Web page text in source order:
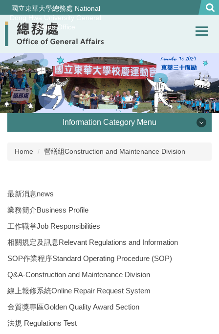
Jump
to
the
main
content
block
國立東華大學總務處 National
Dong Hwa University General
Affairs Office
Information Category Menu
處本部 Office of General Affairs
營繕組Construction and Maintenance Division
保管組Property Management Division
文書組Documentation Division
Home 營繕組Construction and Maintenance Division
最新消息news
業務簡介Business Profile
工作職掌Job Responsibilities
相關規定及訊息Relevant Regulations and Information
SOP作業程序Standard Operating Procedure (SOP)
Q&A-Construction and Maintenance Division
線上報修系統Online Repair Request System
金質獎專區Golden Quality Award Section
法規 Regulations Test